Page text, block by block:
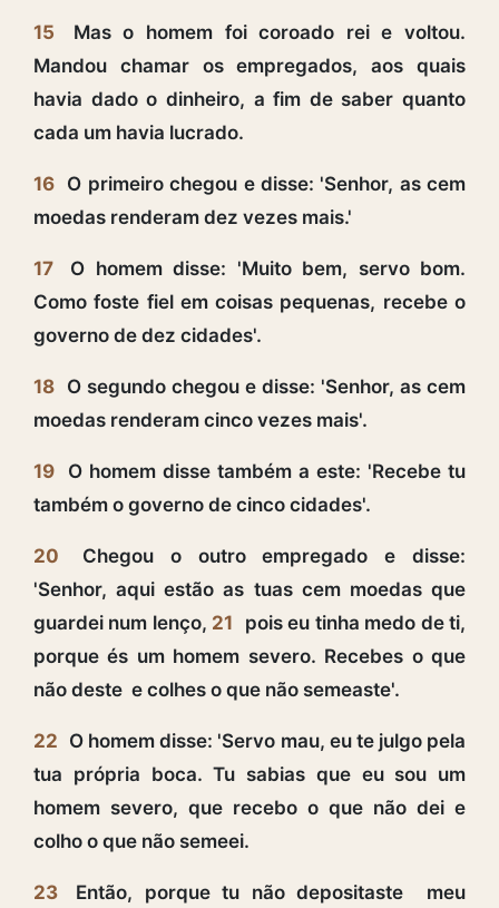
15
Mas o homem foi coroado rei e voltou.
Mandou chamar os empregados, aos quais
havia dado o dinheiro, a fim de saber quanto
cada um havia lucrado.
16 O primeiro chegou e disse: 'Senhor, as cem
moedas renderam dez vezes mais.'
17
O homem disse: 'Muito bem, servo bom.
Como foste fiel em coisas pequenas, recebe o
governo de dez cidades'.
18 O segundo chegou e disse: 'Senhor, as cem
moedas renderam cinco vezes mais'.
19
O homem disse também a este: 'Recebe tu
também o governo de cinco cidades'.
20
Chegou o outro empregado e disse:
'Senhor, aqui estão as tuas cem moedas que
guardei num lenço, 21
pois eu tinha medo de ti,
porque és um homem severo. Recebes o que
não deste e colhes o que não semeaste'.
22 O homem disse: 'Servo mau, eu te julgo pela
tua própria boca. Tu sabias que eu sou um
homem severo, que recebo o que não dei e
colho o que não semeei.
23 Então, porque tu não depositaste meu